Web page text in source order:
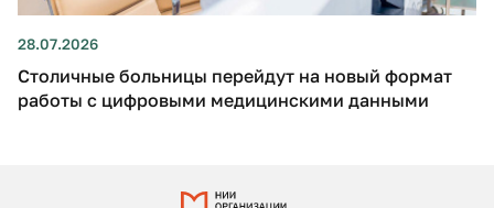
28.07.2026
Столичные больницы перейдут на новый формат
работы с цифровыми медицинскими данными